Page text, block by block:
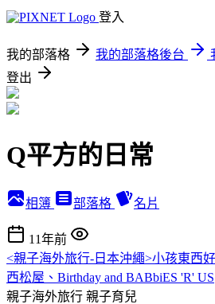
登入
我的部落格 我的部落格後台
登出
Q平方的日常
相簿 部落格 名片
11年前
<親子海外旅行-日本沖繩>小孩東西
西松屋、Birthday and BABbiES 'R' US
親子海外旅行 親子育兒